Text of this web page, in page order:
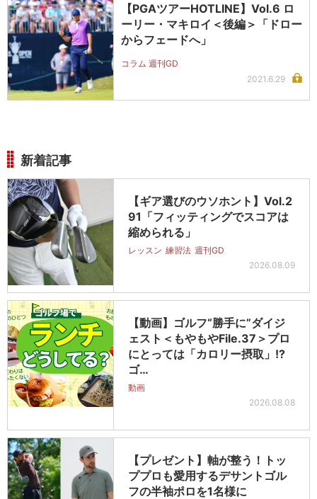
【PGAツアーHOTLINE】Vol.6 ロ
ーリー・マキロイ＜後編＞「ドロー
からフェードへ」
コラム 週刊GD
2021.6.29
新着記事
【ギア選びのウソホント】Vol.2
91「フィッティングでスコアは
縮められる」
レッスン 練習法 週刊GD
2026.08.09
【動画】ゴルフ“勝手に”ダイジ
ェスト＜もやもやFile.37＞プロ
にとっては「カロリー摂取」!?
ゴ…
動画
2026.08.08
【プレゼント】軸が整う！トッ
ププロも愛用するデサントゴル
フの半袖ポロを1名様に